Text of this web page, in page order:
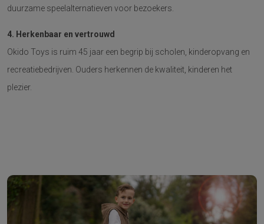
duurzame speelalternatieven voor bezoekers.
4. Herkenbaar en vertrouwd
Okido Toys is ruim 45 jaar een begrip bij scholen, kinderopvang en
recreatiebedrijven. Ouders herkennen de kwaliteit, kinderen het
plezier.